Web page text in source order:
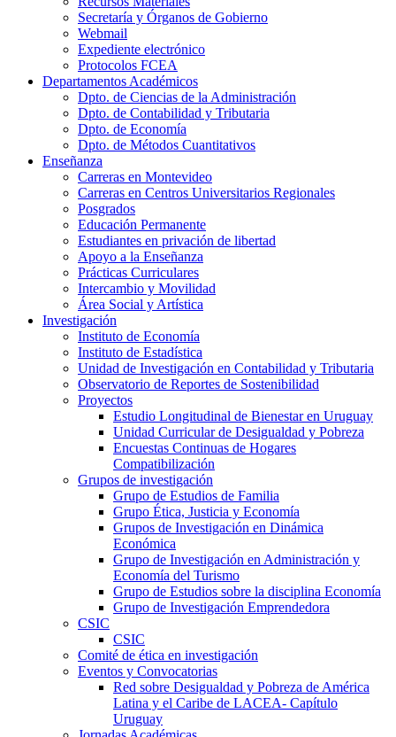
Secretaría y Órganos de Gobierno
Webmail
Expediente electrónico
Protocolos FCEA
Departamentos Académicos
Dpto. de Ciencias de la Administración
Dpto. de Contabilidad y Tributaria
Dpto. de Economía
Dpto. de Métodos Cuantitativos
Enseñanza
Carreras en Montevideo
Carreras en Centros Universitarios Regionales
Posgrados
Educación Permanente
Estudiantes en privación de libertad
Apoyo a la Enseñanza
Prácticas Curriculares
Intercambio y Movilidad
Área Social y Artística
Investigación
Instituto de Economía
Instituto de Estadística
Unidad de Investigación en Contabilidad y Tributaria
Observatorio de Reportes de Sostenibilidad
Proyectos
Estudio Longitudinal de Bienestar en Uruguay
Unidad Curricular de Desigualdad y Pobreza
Encuestas Continuas de Hogares
Compatibilización
Grupos de investigación
Grupo de Estudios de Familia
Grupo Ética, Justicia y Economía
Grupos de Investigación en Dinámica
Económica
Grupo de Investigación en Administración y
Economía del Turismo
Grupo de Estudios sobre la disciplina Economía
Grupo de Investigación Emprendedora
CSIC
CSIC
Comité de ética en investigación
Eventos y Convocatorias
Red sobre Desigualdad y Pobreza de América
Latina y el Caribe de LACEA- Capítulo
Uruguay